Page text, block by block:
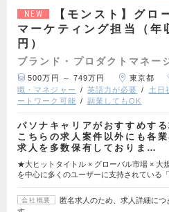
NEW
【モンスト】グロ
マーケティング担当（
円）
ブランド・プロダクトマネー
500万円 ～ 749万円 東京都
職・マネジャー
英語力が必要 土日
ートワーク可能
副業してもOK
パソナキャリアがおすすめする
こちらの求人案件以外にも各
求人を多数保有しておりま…
★大ヒットタイトル × グローバル市場 × 大
を中心に多くのユーザーに支持されている
会社概要
匿名求人のため、求人詳細に